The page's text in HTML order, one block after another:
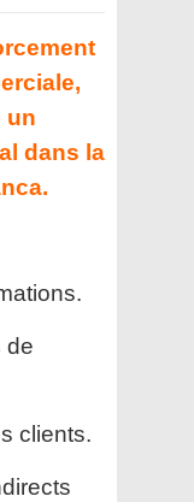
un
dans la
de
clients.